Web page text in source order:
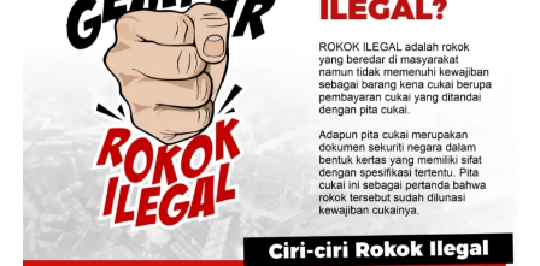
Dony Erwan Brilianto menjelaskan, rencana aksi dalam
kerja sama tersebut diharapkan mampu meningkatkan
kualitas pelayanan publik, memperkuat pendapatan
daerah, memberikan kepastian hukum atas aset,
sekaligus menutup celah penyimpangan dalam tata
kelola pertanahan dan tata ruang.
Ia menjelaskan, terdapat sembilan paket program kerja
sama yang dapat dipilih dan disesuaikan dengan